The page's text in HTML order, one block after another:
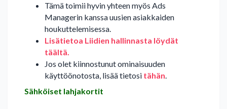
Tämä toimii hyvin yhteen myös Ads
Managerin kanssa uusien asiakkaiden
houkuttelemisessa.
Lisätietoa Liidien hallinnasta löydät
täältä.
Jos olet kiinnostunut ominaisuuden
käyttöönotosta, lisää tietosi tähän.
Sähköiset lahjakortit